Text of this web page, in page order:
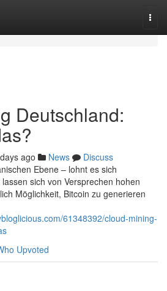
Deutschland:
ago News
Discuss
Ebene – lohnt es sich
sich von Versprechen hohen
Möglichkeit, Bitcoin zu generieren
61348392/cloud-mining-
Upvoted